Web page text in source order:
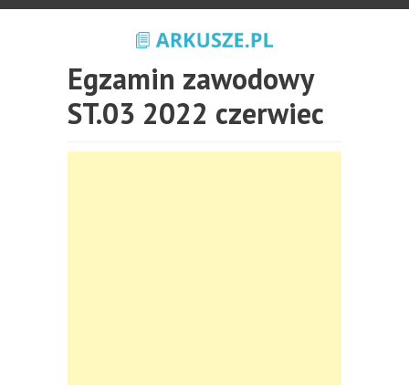
Egzamin zawodowy
ST.03 2022 czerwiec